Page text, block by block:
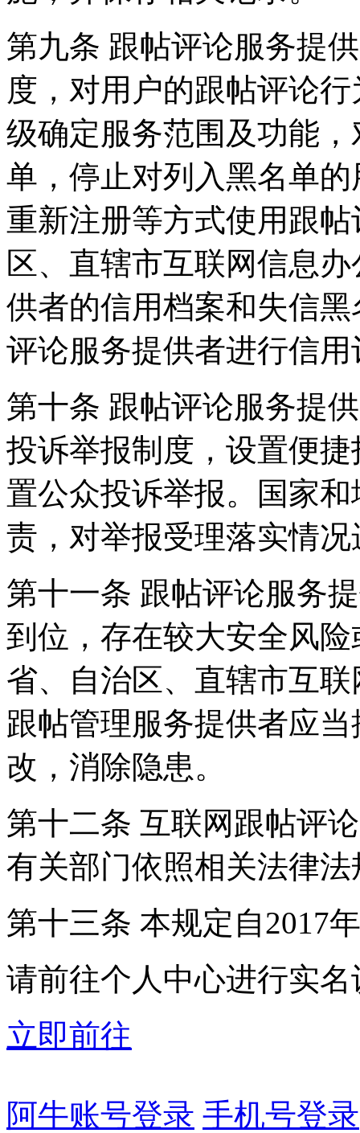
第九条 跟帖评论服务提
度，对用户的跟帖评论
级确定服务范围及功能
单，停止对列入黑名单
重新注册等方式使用跟
区、直辖市互联网信息
供者的信用档案和失信
评论服务提供者进行信用
第十条 跟帖评论服务提
投诉举报制度，设置便
置公众投诉举报。国家
责，对举报受理落实情
第十一条 跟帖评论服务
到位，存在较大安全风
省、自治区、直辖市互
跟帖管理服务提供者应
改，消除隐患。
第十二条 互联网跟帖评
有关部门依照相关法律
第十三条 本规定自2017
请前往个人中心进行实名
立即前往
阿牛账号登录 手机号登录